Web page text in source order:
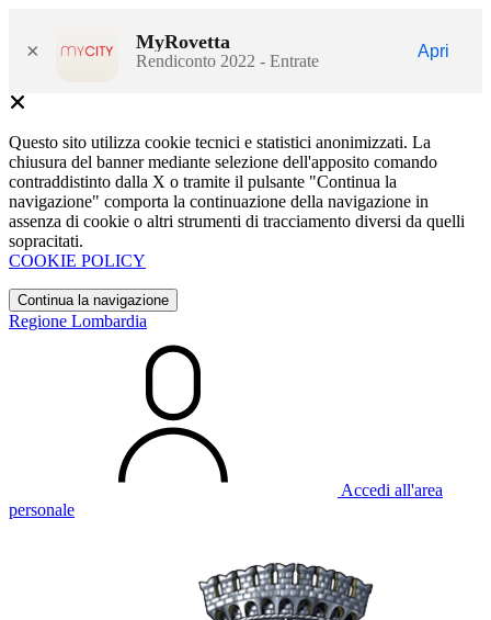
× MyRovetta
Rendiconto 2022 - Entrate
Apri
Questo sito utilizza cookie tecnici e statistici anonimizzati. La
chiusura del banner mediante selezione dell'apposito comando
contraddistinto dalla X o tramite il pulsante "Continua la
navigazione" comporta la continuazione della navigazione in
assenza di cookie o altri strumenti di tracciamento diversi da quelli
sopracitati.
COOKIE POLICY
Continua la navigazione
Regione Lombardia
Accedi all'area
personale